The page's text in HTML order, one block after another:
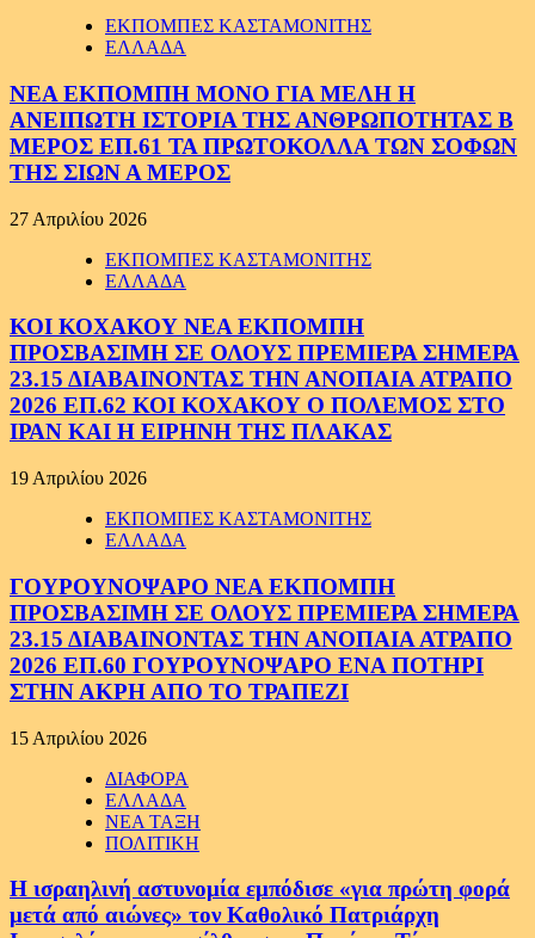
ΕΚΠΟΜΠΕΣ ΚΑΣΤΑΜΟΝΙΤΗΣ
ΕΛΛΑΔΑ
ΝΕΑ ΕΚΠΟΜΠΗ ΜΟΝΟ ΓΙΑ ΜΕΛΗ Η
ΑΝΕΙΠΩΤΗ ΙΣΤΟΡΙΑ ΤΗΣ ΑΝΘΡΩΠΟΤΗΤΑΣ Β
ΜΕΡΟΣ ΕΠ.61 ΤΑ ΠΡΩΤΟΚΟΛΛΑ ΤΩΝ ΣΟΦΩΝ
ΤΗΣ ΣΙΩΝ Α ΜΕΡΟΣ
27 Απριλίου 2026
ΕΚΠΟΜΠΕΣ ΚΑΣΤΑΜΟΝΙΤΗΣ
ΕΛΛΑΔΑ
ΚΟΙ ΚΟΧΑΚΟΥ ΝΕΑ ΕΚΠΟΜΠΗ
ΠΡΟΣΒΑΣΙΜΗ ΣΕ ΟΛΟΥΣ ΠΡΕΜΙΕΡΑ ΣΗΜΕΡΑ
23.15 ΔΙΑΒΑΙΝΟΝΤΑΣ ΤΗΝ ΑΝΟΠΑΙΑ ΑΤΡΑΠΟ
2026 ΕΠ.62 ΚΟΙ ΚΟΧΑΚΟΥ Ο ΠΟΛΕΜΟΣ ΣΤΟ
ΙΡΑΝ ΚΑΙ Η ΕΙΡΗΝΗ ΤΗΣ ΠΛΑΚΑΣ
19 Απριλίου 2026
ΕΚΠΟΜΠΕΣ ΚΑΣΤΑΜΟΝΙΤΗΣ
ΕΛΛΑΔΑ
ΓΟΥΡΟΥΝΟΨΑΡΟ ΝΕΑ ΕΚΠΟΜΠΗ
ΠΡΟΣΒΑΣΙΜΗ ΣΕ ΟΛΟΥΣ ΠΡΕΜΙΕΡΑ ΣΗΜΕΡΑ
23.15 ΔΙΑΒΑΙΝΟΝΤΑΣ ΤΗΝ ΑΝΟΠΑΙΑ ΑΤΡΑΠΟ
2026 ΕΠ.60 ΓΟΥΡΟΥΝΟΨΑΡΟ ΕΝΑ ΠΟΤΗΡΙ
ΣΤΗΝ ΑΚΡΗ ΑΠΟ ΤΟ ΤΡΑΠΕΖΙ
15 Απριλίου 2026
ΔΙΑΦΟΡΑ
ΕΛΛΑΔΑ
ΝΕΑ ΤΑΞΗ
ΠΟΛΙΤΙΚΗ
Η ισραηλινή αστυνομία εμπόδισε «για πρώτη φορά
μετά από αιώνες» τον Καθολικό Πατριάρχη